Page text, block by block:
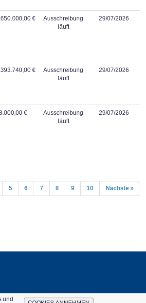
und
€
Ausschreibung
läuft
29/07/2026
€
Ausschreibung
läuft
29/07/2026
€
Ausschreibung
läuft
29/07/2026
5 6 7 8 9 10 Nächste »